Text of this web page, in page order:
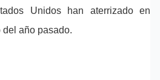
Unidos han aterrizado en
año pasado.